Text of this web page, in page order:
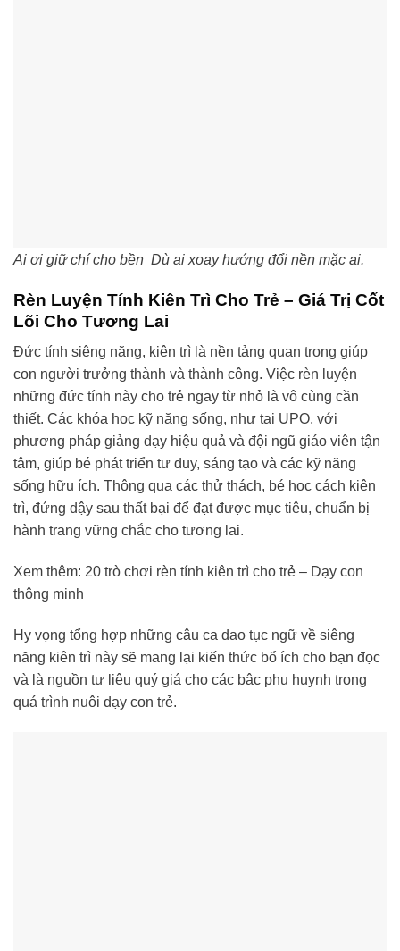
Ai ơi giữ chí cho bền Dù ai xoay hướng đổi nền mặc ai.
Rèn Luyện Tính Kiên Trì Cho Trẻ – Giá Trị Cốt
Lõi Cho Tương Lai
Đức tính siêng năng, kiên trì là nền tảng quan trọng giúp
con người trưởng thành và thành công. Việc rèn luyện
những đức tính này cho trẻ ngay từ nhỏ là vô cùng cần
thiết. Các khóa học kỹ năng sống, như tại UPO, với
phương pháp giảng dạy hiệu quả và đội ngũ giáo viên tận
tâm, giúp bé phát triển tư duy, sáng tạo và các kỹ năng
sống hữu ích. Thông qua các thử thách, bé học cách kiên
trì, đứng dậy sau thất bại để đạt được mục tiêu, chuẩn bị
hành trang vững chắc cho tương lai.
Xem thêm: 20 trò chơi rèn tính kiên trì cho trẻ – Dạy con
thông minh
Hy vọng tổng hợp những câu ca dao tục ngữ về siêng
năng kiên trì này sẽ mang lại kiến thức bổ ích cho bạn đọc
và là nguồn tư liệu quý giá cho các bậc phụ huynh trong
quá trình nuôi dạy con trẻ.